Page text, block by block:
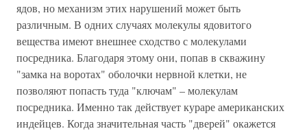
ядов, но механизм этих нарушений может быть
различным. В одних случаях молекулы ядовитого
вещества имеют внешнее сходство с молекулами
посредника. Благодаря этому они, попав в скважину
"замка на воротах" оболочки нервной клетки, не
позволяют попасть туда "ключам" – молекулам
посредника. Именно так действует кураре американских
индейцев. Когда значительная часть "дверей" окажется